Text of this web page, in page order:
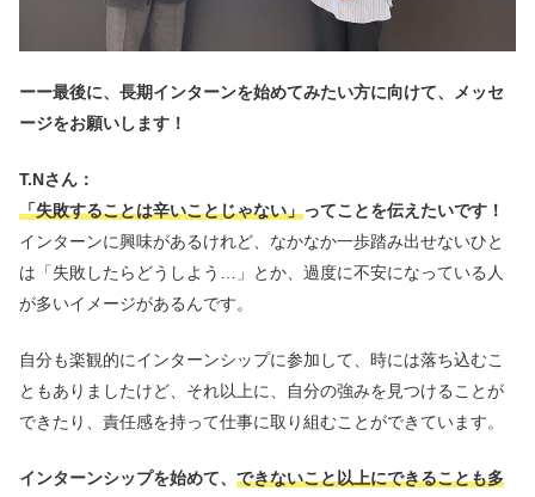
ーー最後に、長期インターンを始めてみたい方に向けて、メッセ
ージをお願いします！
T.Nさん：
「失敗することは辛いことじゃない」ってことを伝えたいです！
インターンに興味があるけれど、なかなか一歩踏み出せないひと
は「失敗したらどうしよう…」とか、過度に不安になっている人
が多いイメージがあるんです。
自分も楽観的にインターンシップに参加して、時には落ち込むこ
ともありましたけど、それ以上に、自分の強みを見つけることが
できたり、責任感を持って仕事に取り組むことができています。
インターンシップを始めて、 できないこと以上にできることも多